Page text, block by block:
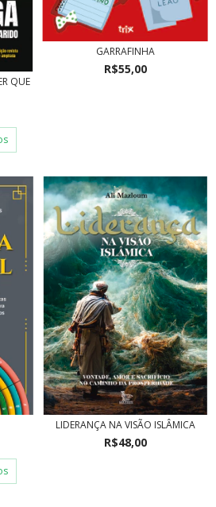
QUE
GARRAFINHA
R$55,00
LIDERANÇA NA VISÃO ISLÂMICA
R$48,00